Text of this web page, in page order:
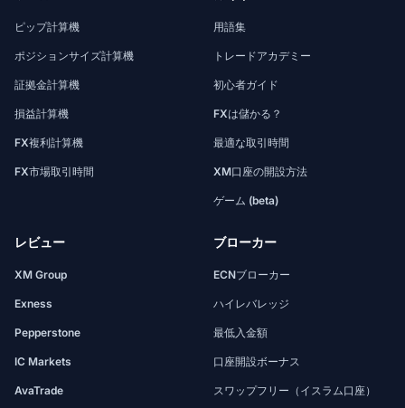
ピップ計算機
ポジションサイズ計算機
証拠金計算機
損益計算機
FX複利計算機
FX市場取引時間
用語集
トレードアカデミー
初心者ガイド
FXは儲かる？
最適な取引時間
XM口座の開設方法
ゲーム (beta)
レビュー
XM Group
Exness
Pepperstone
IC Markets
AvaTrade
ブローカー
ECNブローカー
ハイレバレッジ
最低入金額
口座開設ボーナス
スワップフリー（イスラム口座）